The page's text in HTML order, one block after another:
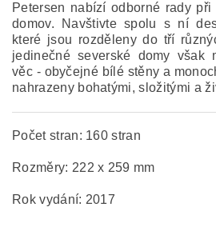
Petersen nabízí odborné rady
domov. Navštivte spolu s ní
které jsou rozděleny do tří
jedinečné severské domy však
věc - obyčejné bílé stěny a
nahrazeny bohatými, složitými a
Počet stran: 160 stran
Rozměry: 222 x 259 mm
Rok vydání: 2017